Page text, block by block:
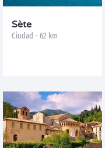
Sète
Ciudad - 62 km